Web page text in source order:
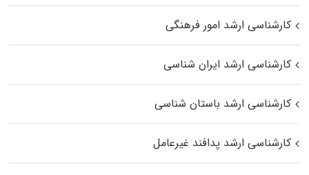
کارشناسی ارشد امور فرهنگی
کارشناسی ارشد ایران شناسی
کارشناسی ارشد باستان شناسی
کارشناسی ارشد پدافند غیرعامل